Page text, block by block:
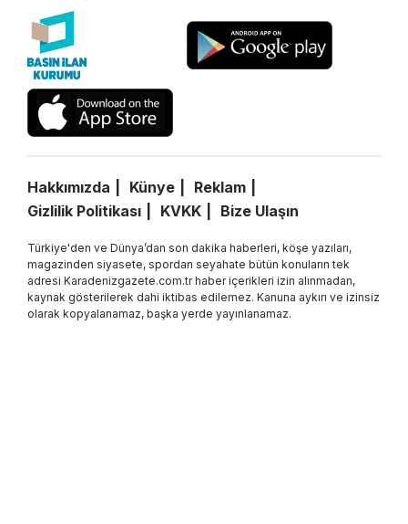
Hakkımızda Künye
Reklam
Gizlilik Politikası
KVKK Bize Ulaşın
Türkiye'den ve Dünya’dan son dakika haberleri, köşe yazıları,
magazinden siyasete, spordan seyahate bütün konuların tek
adresi Karadenizgazete.com.tr haber içerikleri izin alınmadan,
kaynak gösterilerek dahi iktibas edilemez. Kanuna aykırı ve izinsiz
olarak kopyalanamaz, başka yerde yayınlanamaz.